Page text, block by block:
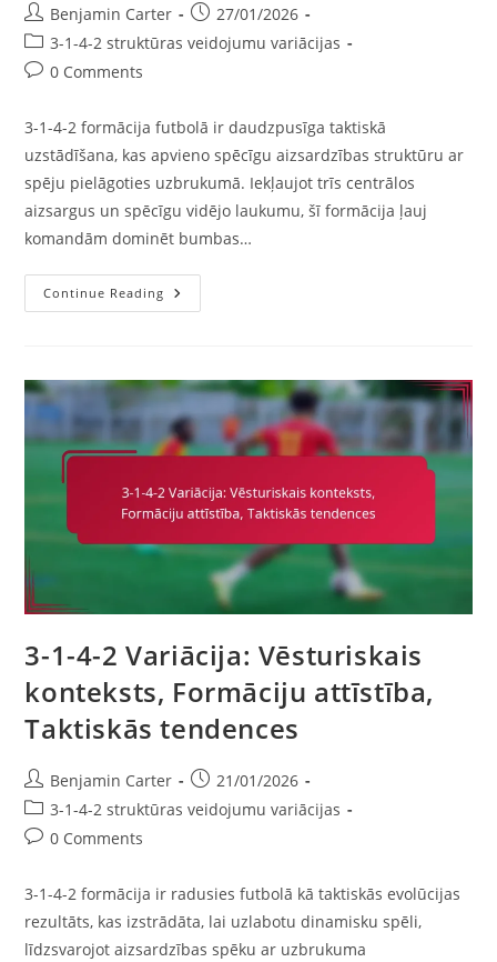
Post
author:
Benjamin Carter
Post
published:
27/01/2026
Post
category:
3-1-4-2 struktūras veidojumu variācijas
Post0 Comments
3-1-4-2 formācija futbolā ir daudzpusīga taktiskā
uzstādīšana, kas apvieno spēcīgu aizsardzības struktūru ar
spēju pielāgoties uzbrukumā. Iekļaujot trīs centrālos
aizsargus un spēcīgu vidējo laukumu, šī formācija ļauj
komandām dominēt bumbas…
Continue Reading 3-
1-
Elastība,
Situatīvās
Pielāgošanās
3-1-4-2 Variācija: Vēsturiskais
konteksts, Formāciju attīstība,
Taktiskās tendences
Post
author:
Benjamin Carter
Post
published:
21/01/2026
Post
category:
3-1-4-2 struktūras veidojumu variācijas
Post0 Comments
3-1-4-2 formācija ir radusies futbolā kā taktiskās evolūcijas
rezultāts, kas izstrādāta, lai uzlabotu dinamisku spēli,
līdzsvarojot aizsardzības spēku ar uzbrukuma